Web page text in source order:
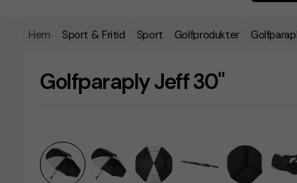
Hem Sport & Fritid Sport Golfprodukter
Golfparaply Jeff 30"